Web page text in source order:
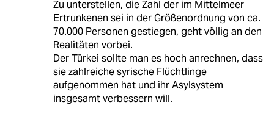
Zu unterstellen, die Zahl der im Mittelmeer
Ertrunkenen sei in der Größenordnung von ca.
70.000 Personen gestiegen, geht völlig an den
Realitäten vorbei.
Der Türkei sollte man es hoch anrechnen, dass
sie zahlreiche syrische Flüchtlinge
aufgenommen hat und ihr Asylsystem
insgesamt verbessern will.